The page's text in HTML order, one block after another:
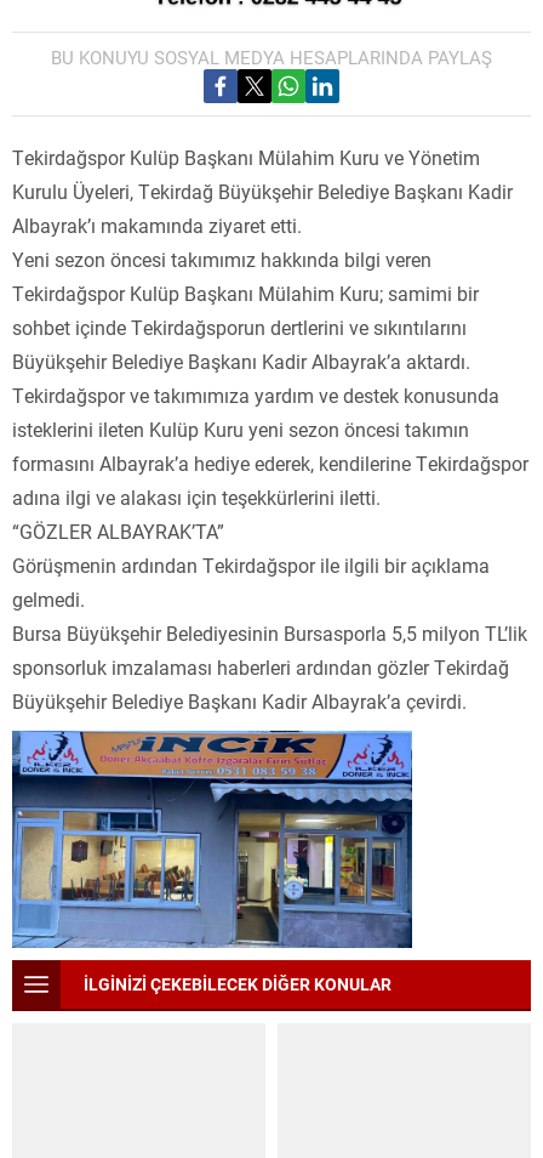
BU KONUYU SOSYAL MEDYA HESAPLARINDA PAYLAŞ
Tekirdağspor Kulüp Başkanı Mülahim Kuru ve Yönetim
Kurulu Üyeleri, Tekirdağ Büyükşehir Belediye Başkanı Kadir
Albayrak’ı makamında ziyaret etti.
Yeni sezon öncesi takımımız hakkında bilgi veren
Tekirdağspor Kulüp Başkanı Mülahim Kuru; samimi bir
sohbet içinde Tekirdağsporun dertlerini ve sıkıntılarını
Büyükşehir Belediye Başkanı Kadir Albayrak’a aktardı.
Tekirdağspor ve takımımıza yardım ve destek konusunda
isteklerini ileten Kulüp Kuru yeni sezon öncesi takımın
formasını Albayrak’a hediye ederek, kendilerine Tekirdağspor
adına ilgi ve alakası için teşekkürlerini iletti.
“GÖZLER ALBAYRAK’TA”
Görüşmenin ardından Tekirdağspor ile ilgili bir açıklama
gelmedi.
Bursa Büyükşehir Belediyesinin Bursasporla 5,5 milyon TL’lik
sponsorluk imzalaması haberleri ardından gözler Tekirdağ
Büyükşehir Belediye Başkanı Kadir Albayrak’a çevirdi.
İLGİNİZİ ÇEKEBİLECEK DİĞER KONULAR